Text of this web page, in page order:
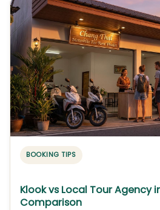
BOOKING TIPS
Klook vs Local Tour Agency
Comparison